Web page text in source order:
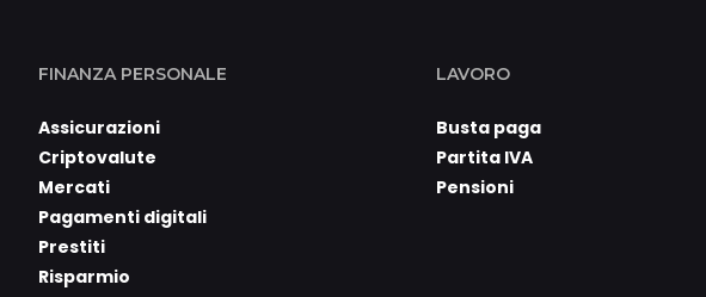
FINANZA PERSONALE
Assicurazioni
Criptovalute
Mercati
Pagamenti digitali
Prestiti
Risparmio
LAVORO
Busta paga
Partita IVA
Pensioni